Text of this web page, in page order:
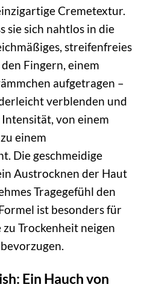
Cremetextur.
sie sich nahtlos in die
streifenfreies
Fingern, einem
aufgetragen –
verblenden und
von einem
einem
Die geschmeidige
Austrocknen der Haut
Tragegefühl den
ist besonders für
Trockenheit neigen
Ein Hauch von